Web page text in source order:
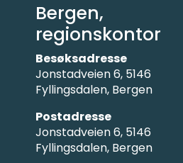
Bergen,
regionskontor
Besøksadresse
Jonstadveien 6, 5146
Fyllingsdalen, Bergen
Postadresse
Jonstadveien 6, 5146
Fyllingsdalen, Bergen